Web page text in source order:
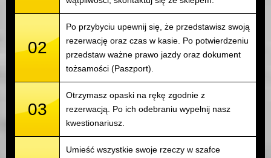
02
Po przybyciu upewnij się, że przedstawisz swoją
rezerwację oraz czas w kasie. Po potwierdzeniu
przedstaw ważne prawo jazdy oraz dokument
tożsamości (Paszport).
03
Otrzymasz opaski na rękę zgodnie z
rezerwacją. Po ich odebraniu wypełnij nasz
kwestionariusz.
Umieść wszystkie swoje rzeczy w szafce